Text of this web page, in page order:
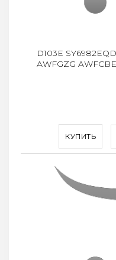
КУПИТЬ
D103E
AWFGZG